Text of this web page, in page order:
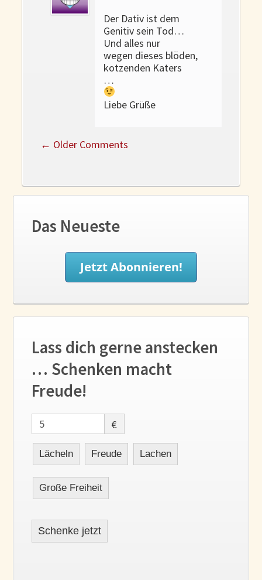
Der Dativ ist dem
Genitiv sein Tod…
Und alles nur
wegen dieses blöden,
kotzenden Katers
…
Liebe Grüße
← Older Comments
Das Neueste
Lass dich gerne anstecken
… Schenken macht
Freude!
€
Lächeln Freude Lachen
Große Freiheit
Schenke jetzt